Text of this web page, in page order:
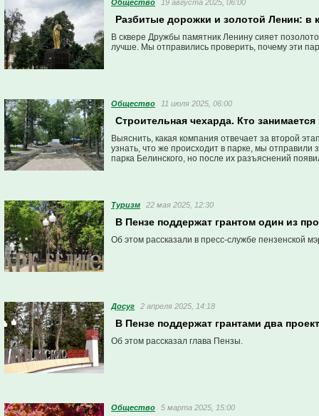
Общество 19 августа 2025, 06:00
Разбитые дорожки и золотой Ленин: в
В сквере Дружбы памятник Ленину сияет
лучше. Мы отправились проверить, почему эти
Общество 11 июля 2025, 06:00
Строительная чехарда. Кто
Выяснить, какая компания отвечает за второй
узнать, что же происходит в парке, мы
парка Белинского, но после их разъяснений
Туризм 22 мая 2025, 12:30
В Пензе поддержат грантом один из
Об этом рассказали в пресс-службе пензенской
Досуг 2 апреля 2025, 14:18
В Пензе поддержат грантами два
Об этом рассказал глава Пензы.
Общество 5 марта 2025, 15:00